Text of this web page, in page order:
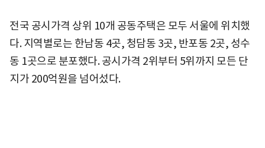
전국 공시가격 상위 10개 공동주택은 모두 서울에 위치했
다. 지역별로는 한남동 4곳, 청담동 3곳, 반포동 2곳, 성수
동 1곳으로 분포했다. 공시가격 2위부터 5위까지 모든 단
지가 200억원을 넘어섰다.